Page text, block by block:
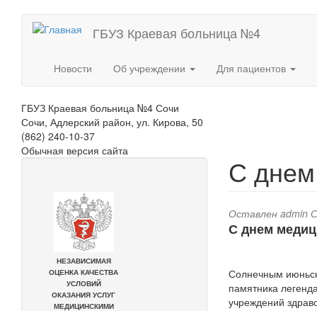
Перейти
содержанию
ГБУЗ Краевая больница №4
Новости Об учреждении Для пациентов
ГБУЗ Краевая больница №4 Сочи
Сочи, Адлерский район, ул. Кирова, 50
(862) 240-10-37
Обычная версия сайта
С днем
Оставлен admin
С днем
Солнечным
памятника
учреждений